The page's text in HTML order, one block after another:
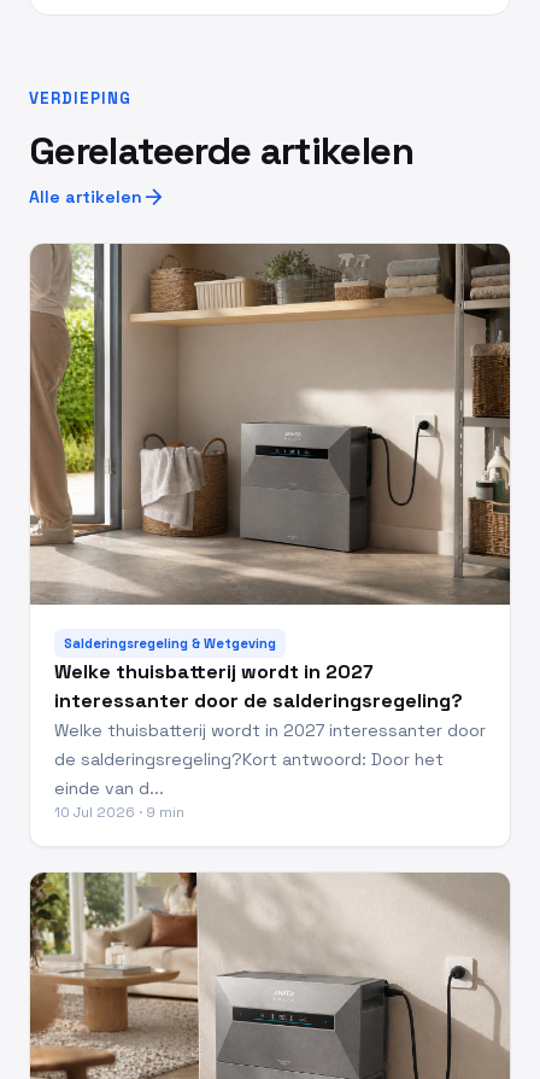
VERDIEPING
Gerelateerde artikelen
Alle artikelen arrow_forward
Salderingsregeling & Wetgeving
Welke thuisbatterij wordt in 2027
interessanter door de salderingsregeling?
Welke thuisbatterij wordt in 2027 interessanter door
de salderingsregeling?Kort antwoord: Door het
einde van d...
10 Jul 2026 · 9 min